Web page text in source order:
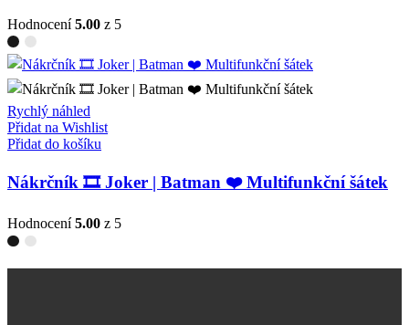
Hodnocení5.00 z 5
Rychlý náhled
Přidat na Wishlist
Přidat do košíku
Nákrčník 🎞️ Joker | Batman ❤️ Multifunkční šátek
Hodnocení5.00 z 5